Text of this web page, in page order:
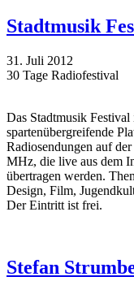
Stadtmusik
31. Juli 2012
30 Tage Radiofestival
Das Stadtmusik Festival
spartenübergreifende
Radiosendungen auf
MHz, die live aus dem
übertragen werden.
Design, Film,
Der Eintritt ist frei.
Stefan